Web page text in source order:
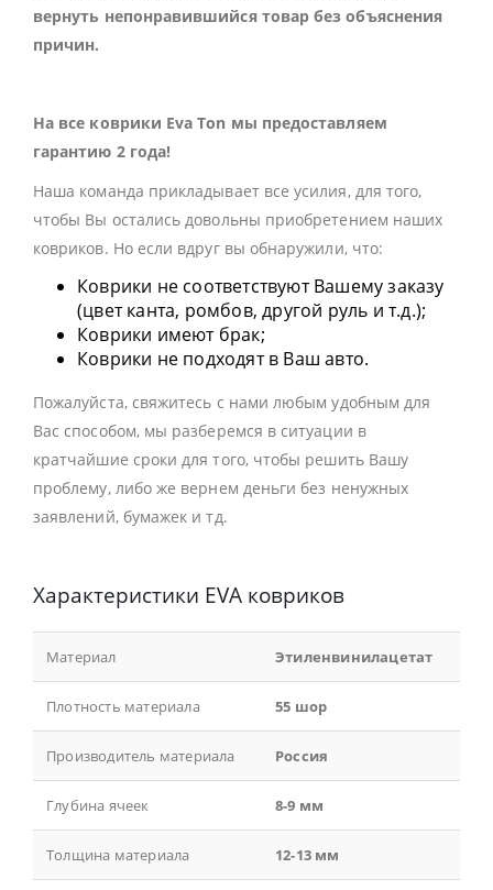
вернуть непонравившийся товар без объяснения
причин.
На все коврики Eva Ton мы предоставляем
гарантию 2 года!
Наша команда прикладывает все усилия, для того,
чтобы Вы остались довольны приобретением наших
ковриков. Но если вдруг вы обнаружили, что:
Коврики не соответствуют Вашему заказу
(цвет канта, ромбов, другой руль и т.д.);
Коврики имеют брак;
Коврики не подходят в Ваш авто.
Пожалуйста, свяжитесь с нами любым удобным для
Вас способом, мы разберемся в ситуации в
кратчайшие сроки для того, чтобы решить Вашу
проблему, либо же вернем деньги без ненужных
заявлений, бумажек и тд.
Характеристики EVA ковриков
Материал Этиленвинилацетат
Плотность материала 55 шор
Производитель материала Россия
Глубина ячеек 8-9 мм
Толщина материала 12-13 мм